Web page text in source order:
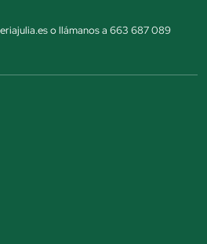
o llámanos a 663 687 089